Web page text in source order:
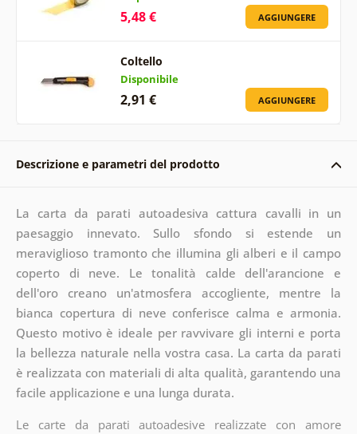
5,48 € AGGIUNGERE
Coltello
Disponibile
2,91 € AGGIUNGERE
Descrizione e parametri del prodotto
La carta da parati autoadesiva cattura cavalli in un
paesaggio innevato. Sullo sfondo si estende un
meraviglioso tramonto che illumina gli alberi e il campo
coperto di neve. Le tonalità calde dell'arancione e
dell'oro creano un'atmosfera accogliente, mentre la
bianca copertura di neve conferisce calma e armonia.
Questo motivo è ideale per ravvivare gli interni e porta
la bellezza naturale nella vostra casa. La carta da parati
è realizzata con materiali di alta qualità, garantendo una
facile applicazione e una lunga durata.
Le carte da parati autoadesive realizzate con amore